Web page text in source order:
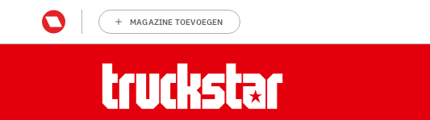
MAGAZINE TOEVOEGEN